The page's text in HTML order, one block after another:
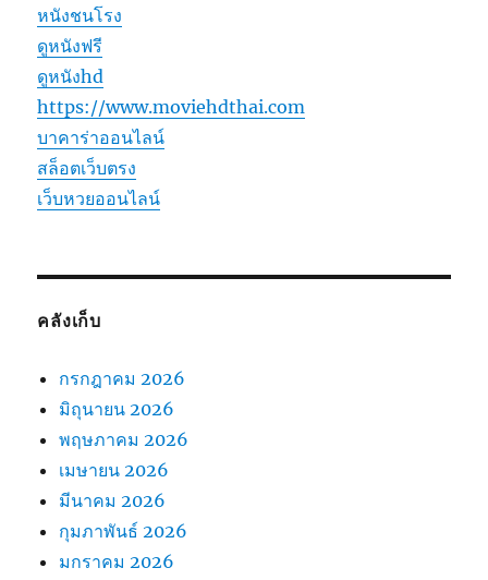
หนังชนโรง
ดูหนังฟรี
ดูหนังhd
https://www.moviehdthai.com
บาคาร่าออนไลน์
สล็อตเว็บตรง
เว็บหวยออนไลน์
คลังเก็บ
กรกฎาคม 2026
มิถุนายน 2026
พฤษภาคม 2026
เมษายน 2026
มีนาคม 2026
กุมภาพันธ์ 2026
มกราคม 2026